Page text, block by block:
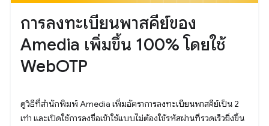
การลงทะเบียนพาสคีย์ของ
Amedia เพิ่มขึ้น 100% โดยใช้
WebOTP
ดูวิธีที่สำนักพิมพ์ Amedia เพิ่มอัตราการลงทะเบียนพาสคีย์เป็น 2
เท่า และเปิดใช้การลงชื่อเข้าใช้แบบไม่ต้องใช้รหัสผ่านที่รวดเร็วยิ่งขึ้น